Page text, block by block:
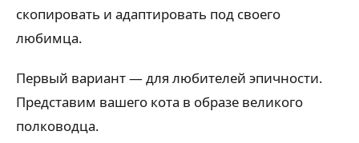
скопировать и адаптировать под своего
любимца.
Первый вариант — для любителей эпичности.
Представим вашего кота в образе великого
полководца.